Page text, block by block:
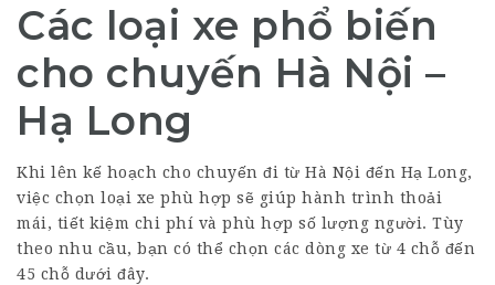
Các loại xe phổ biến
cho chuyến Hà Nội –
Hạ Long
Khi lên kế hoạch cho chuyến đi từ Hà Nội đến Hạ Long,
việc chọn loại xe phù hợp sẽ giúp hành trình thoải
mái, tiết kiệm chi phí và phù hợp số lượng người. Tùy
theo nhu cầu, bạn có thể chọn các dòng xe từ 4 chỗ đến
45 chỗ dưới đây.